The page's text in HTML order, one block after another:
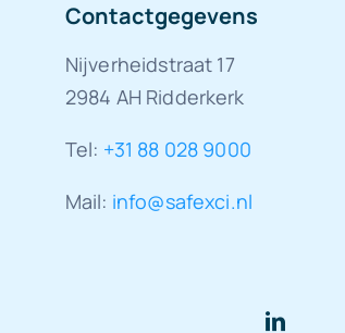
Contactgegevens
Nijverheidstraat 17
2984 AH Ridderkerk
Tel: +31 88 028 9000
Mail: info@safexci.nl